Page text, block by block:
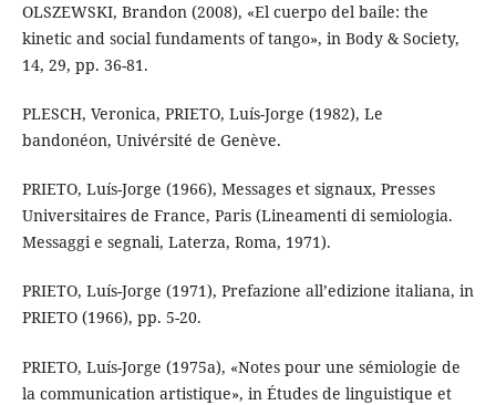
OLSZEWSKI, Brandon (2008), «El cuerpo del baile: the
kinetic and social fundaments of tango», in Body & Society,
14, 29, pp. 36-81.
PLESCH, Veronica, PRIETO, Luís-Jorge (1982), Le
bandonéon, Univérsité de Genève.
PRIETO, Luís-Jorge (1966), Messages et signaux, Presses
Universitaires de France, Paris (Lineamenti di semiologia.
Messaggi e segnali, Laterza, Roma, 1971).
PRIETO, Luís-Jorge (1971), Prefazione all’edizione italiana, in
PRIETO (1966), pp. 5-20.
PRIETO, Luís-Jorge (1975a), «Notes pour une sémiologie de
la communication artistique», in Études de linguistique et